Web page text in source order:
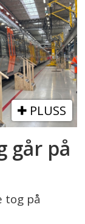
PLUSS
går på
tog på